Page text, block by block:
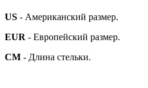
US - Американский размер.
EUR - Европейский размер.
СМ - Длина стельки.